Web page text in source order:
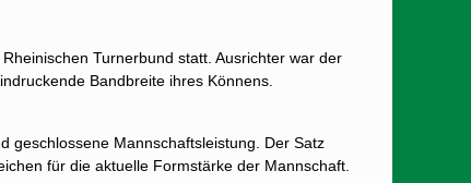
Turnerbund statt. Ausrichter war der
Bandbreite ihres Könnens.
geschlossene Mannschaftsleistung. Der Satz
für die aktuelle Formstärke der Mannschaft.